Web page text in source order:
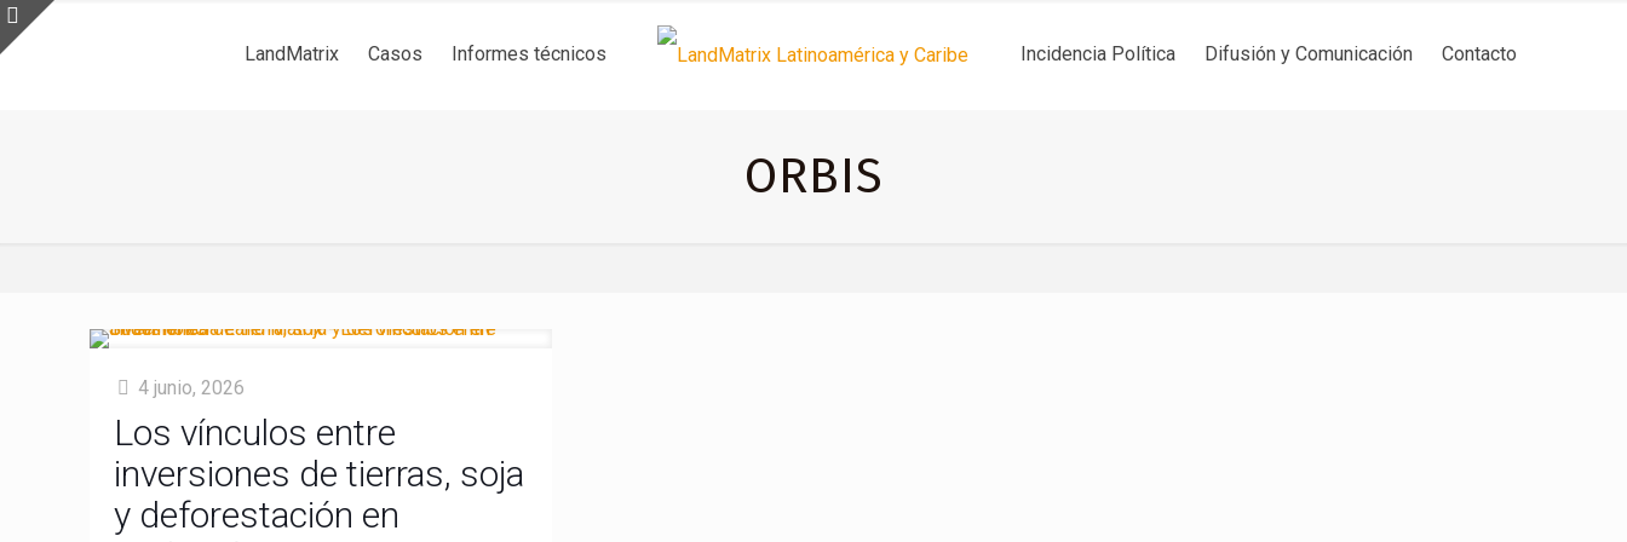
LandMatrix Casos Informes técnicos Incidencia Política Difusión y Comunicación Contacto
ORBIS
4 junio, 2026
Los vínculos entre
inversiones de tierras, soja
y deforestación en